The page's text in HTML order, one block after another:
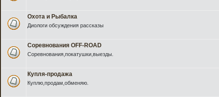
Охота и Рыбалка
Диологи обсуждения рассказы
Соревнования OFF-ROAD
Соревнования,покатушки,выезды.
Купля-продажа
Куплю,продам,обменяю.